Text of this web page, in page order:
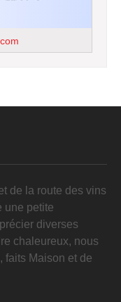
de la route des vins
une petite
diverses
chaleureux, nous
faits Maison et de